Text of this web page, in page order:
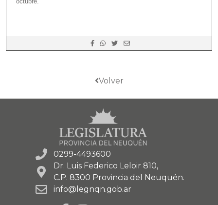
Volver
0299-4493600
Dr. Luis Federico Leloir 810,
C.P. 8300 Provincia del Neuquén.
info@legnqn.gob.ar